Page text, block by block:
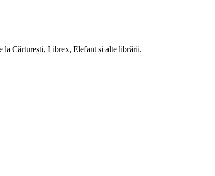
la Cărturești, Librex, Elefant și alte librării.